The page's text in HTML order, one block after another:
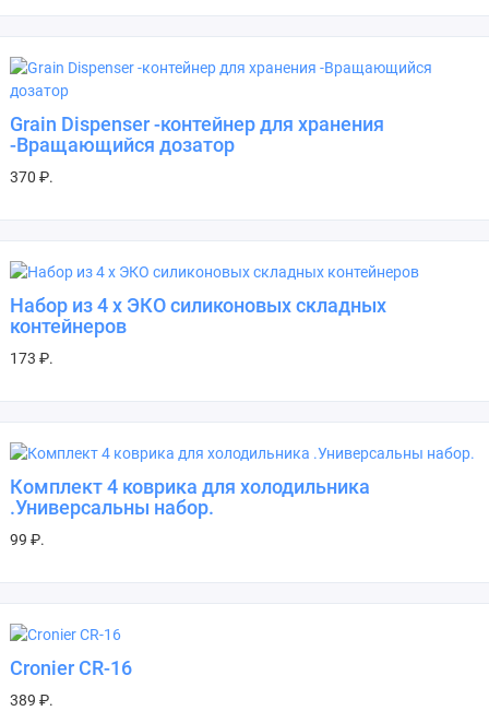
Grain Dispenser -контейнер для хранения
-Вращающийся дозатор
370 ₽.
Набор из 4 х ЭКО силиконовых складных
контейнеров
173 ₽.
Комплект 4 коврика для холодильника
.Универсальны набор.
99 ₽.
Cronier CR-16
389 ₽.